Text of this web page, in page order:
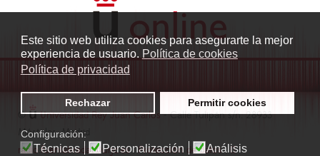
Este sitio web utiliza cookies para asegurarte la mejor
experiencia de usuario. Política de cookies
Política de privacidad
Rechazar Permitir cookies
Configuración:
Técnicas Personalización Análisis
© Universidad Rey Juan Carlos- Calle Tulipán s/n. 28933
Móstoles. Madrid
radio.fuenlabrada1@urjc.es|Protección de datos|